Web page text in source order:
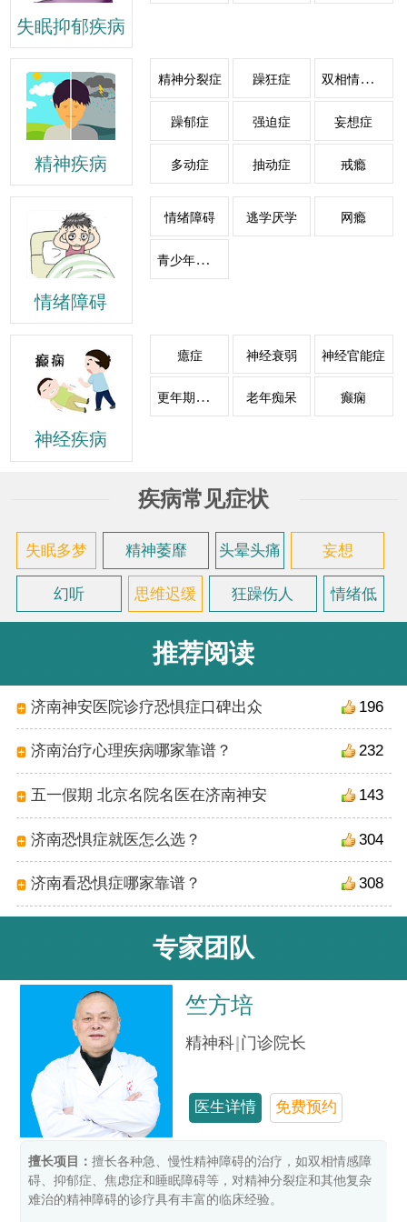
失眠抑郁疾病
精神疾病
精神分裂症 躁狂症 双相情感障碍
躁郁症 强迫症 妄想症
多动症 抽动症 戒瘾
情绪障碍
情绪障碍 逃学厌学 网瘾
青少年心理障碍
神经疾病
癔症 神经衰弱 神经官能症
更年期综合症 老年痴呆 癫痫
疾病常见症状
失眠多梦 精神萎靡 头晕头痛 妄想
幻听 思维迟缓 狂躁伤人 情绪低
推荐阅读
196
济南神安医院诊疗恐惧症口碑出众
232
济南治疗心理疾病哪家靠谱？
143
五一假期 北京名院名医在济南神安
304
济南恐惧症就医怎么选？
308
济南看恐惧症哪家靠谱？
专家团队
竺方培
精神科 门诊院长
医生详情 免费预约
擅长项目：擅长各种急、慢性精神障碍的治疗，如双相情感障
碍、抑郁症、焦虑症和睡眠障碍等，对精神分裂症和其他复杂
难治的精神障碍的诊疗具有丰富的临床经验。